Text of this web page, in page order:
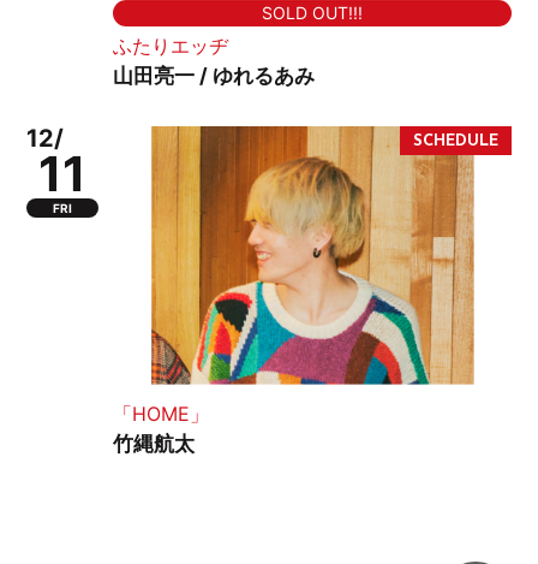
SOLD OUT!!!
ふたりエッヂ
山田亮一 / ゆれるあみ
12/
11
FRI
「HOME」
竹縄航太